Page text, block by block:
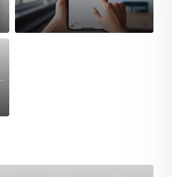
渠道避坑指南